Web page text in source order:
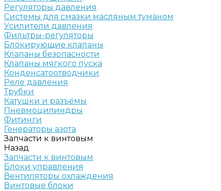
Регуляторы давления
Системы для смазки масляным туманом
Усилители давления
Фильтры-регуляторы
Блокирующие клапаны
Клапаны безопасности
Клапаны мягкого пуска
Конденсатоотводчики
Реле давления
Трубки
Катушки и разъёмы
Пневмоцилиндры
Фитинги
Генераторы азота
Запчасти к винтовым
Назад
Запчасти к винтовым
Блоки управления
Вентиляторы охлаждения
Винтовые блоки